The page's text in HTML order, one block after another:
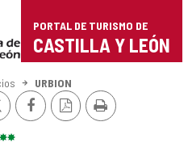
PORTAL DE TURISMO DE
CASTILLA Y LEÓN
URBION
X FacebookVersión
PDF
Imprimir